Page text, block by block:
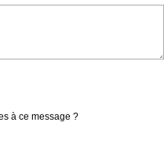
à ce message ?